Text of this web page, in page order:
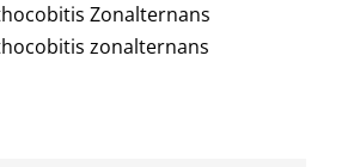
Zonalternans
zonalternans